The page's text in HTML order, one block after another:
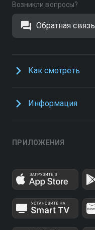
Возникли вопросы?
Обратная связь
Как смотреть
Информация
ПРИЛОЖЕНИЯ